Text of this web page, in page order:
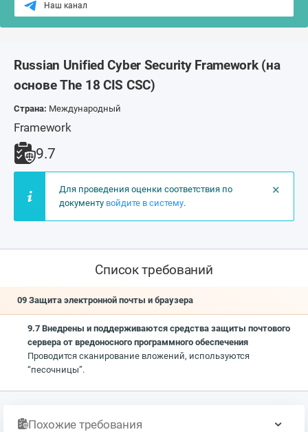
Наш канал
Russian Unified Cyber Security Framework (на
основе The 18 CIS CSC)
Страна: Международный
Framework
9.7
×
Для проведения оценки соответствия по
документу войдите в систему.
Список требований
09 Защита электронной почты и браузера
9.7 Внедрены и поддерживаются средства защиты почтового
сервера от вредоносного программного обеспечения
Проводится сканирование вложений, используются
“песочницы”.
Похожие требования